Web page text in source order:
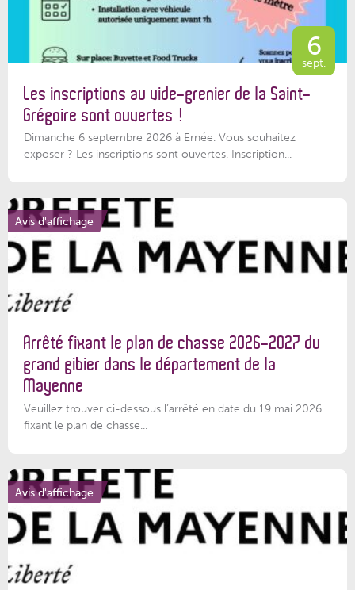
6
sept.
Les inscriptions au vide-grenier de la Saint-
Grégoire sont ouvertes !
Dimanche 6 septembre 2026 à Ernée. Vous souhaitez
exposer ? Les inscriptions sont ouvertes. Inscription...
Avis d'affichage
Arrêté fixant le plan de chasse 2026-2027 du
grand gibier dans le département de la
Mayenne
Veuillez trouver ci-dessous l’arrêté en date du 19 mai 2026
fixant le plan de chasse...
Avis d'affichage